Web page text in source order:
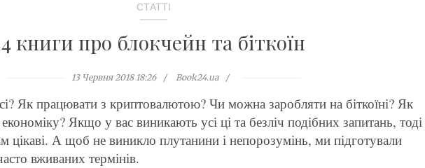
СТАТТІ
4 книги про блокчейн та біткоїн
13 Червня 2018 18:26 Book24.ua
Як працювати з криптовалютою? Чи можна заробляти на біткоїні? Як
Якщо у вас виникають усі ці та безліч подібних запитань, тоді
цікаві. А щоб не виникло плутанини і непорозумінь, ми підготували
вживаних термінів.